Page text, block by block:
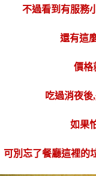
不過看到有服務
還有這
價格
吃過消夜
如果
可別忘了餐廳這裡的